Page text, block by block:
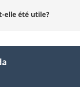
elle été utile?